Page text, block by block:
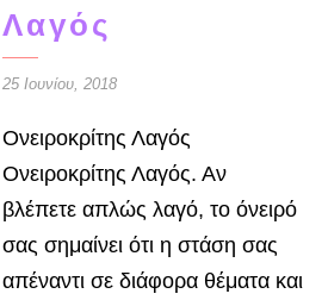
Λαγός
25 Ιουνίου, 2018
Ονειροκρίτης Λαγός
Ονειροκρίτης Λαγός. Αν
βλέπετε απλώς λαγό, το όνειρό
σας σημαίνει ότι η στάση σας
απέναντι σε διάφορα θέ­ματα και